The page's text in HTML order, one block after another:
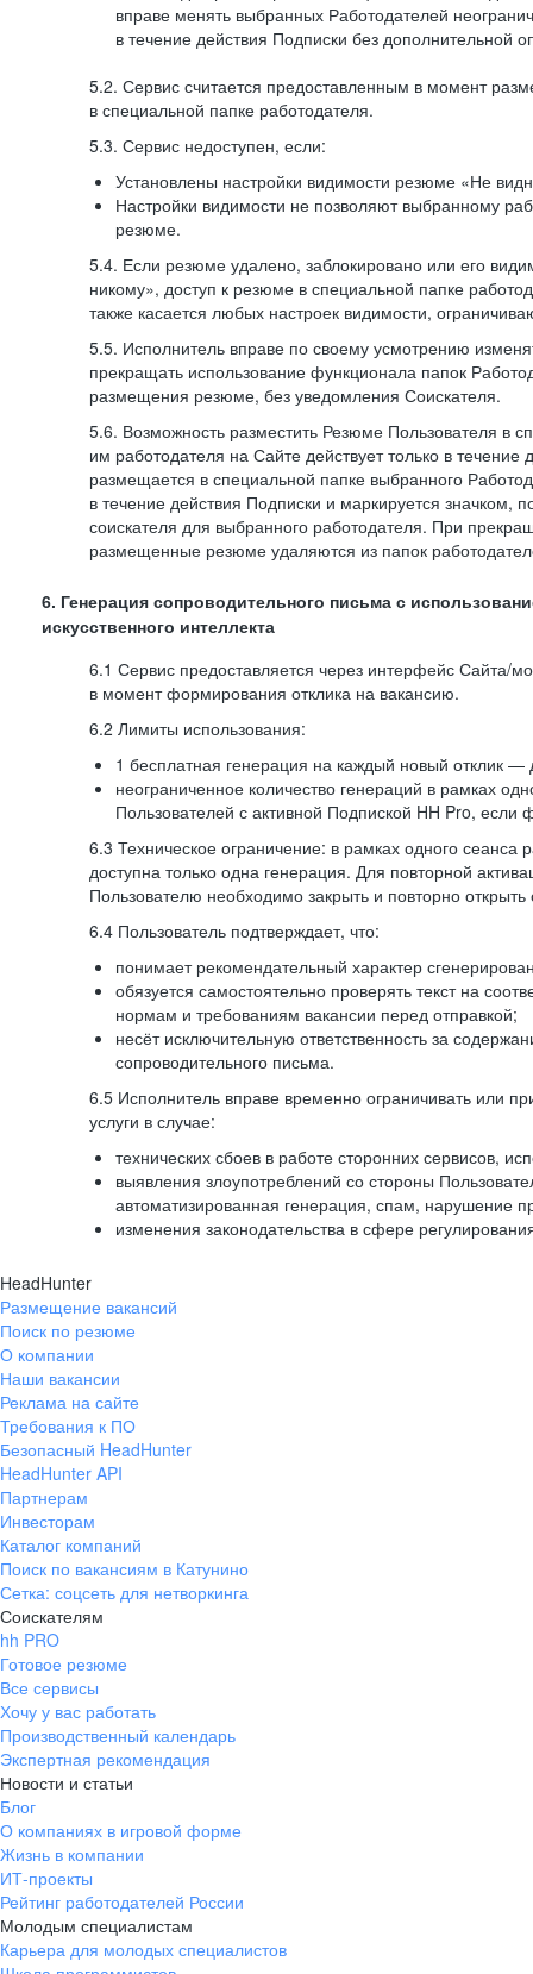
вправе менять выбранных Работодателей
в течение действия Подписки без дополнительной
5.2. Сервис считается предоставленным в момент
в специальной папке работодателя.
5.3. Сервис недоступен, если:
Установлены настройки видимости резюме «Не
Настройки видимости не позволяют выбранному
резюме.
5.4. Если резюме удалено, заблокировано или его
никому», доступ к резюме в специальной папке
также касается любых настроек видимости,
5.5. Исполнитель вправе по своему усмотрению
прекращать использование функционала папок
размещения резюме, без уведомления Соискателя.
5.6. Возможность разместить Резюме Пользователя в
им работодателя на Сайте действует только в
размещается в специальной папке выбранного
в течение действия Подписки и маркируется
соискателя для выбранного работодателя. При
размещенные резюме удаляются из папок
6. Генерация сопроводительного письма с
искусственного интеллекта
6.1 Сервис предоставляется через интерфейс Сайта/
в момент формирования отклика на вакансию.
6.2 Лимиты использования:
1 бесплатная генерация на каждый новый отклик —
неограниченное количество генераций в рамках
Пользователей с активной Подпиской HH Pro,
6.3 Техническое ограничение: в рамках одного сеанса
доступна только одна генерация. Для повторной
Пользователю необходимо закрыть и повторно открыть
6.4 Пользователь подтверждает, что:
понимает рекомендательный характер
обязуется самостоятельно проверять текст на
нормам и требованиям вакансии перед отправкой;
несёт исключительную ответственность за
сопроводительного письма.
6.5 Исполнитель вправе временно ограничивать или
услуги в случае:
технических сбоев в работе сторонних сервисов,
выявления злоупотреблений со стороны
автоматизированная генерация, спам, нарушение
изменения законодательства в сфере
HeadHunter
Размещение вакансий
Поиск по резюме
О компании
Наши вакансии
Реклама на сайте
Требования к ПО
Безопасный HeadHunter
HeadHunter API
Партнерам
Инвесторам
Каталог компаний
Поиск по вакансиям в Катунино
Сетка: соцсеть для нетворкинга
Соискателям
hh PRO
Готовое резюме
Все сервисы
Хочу у вас работать
Производственный календарь
Экспертная рекомендация
Новости и статьи
Блог
О компаниях в игровой форме
Жизнь в компании
ИТ-проекты
Рейтинг работодателей России
Молодым специалистам
Карьера для молодых специалистов